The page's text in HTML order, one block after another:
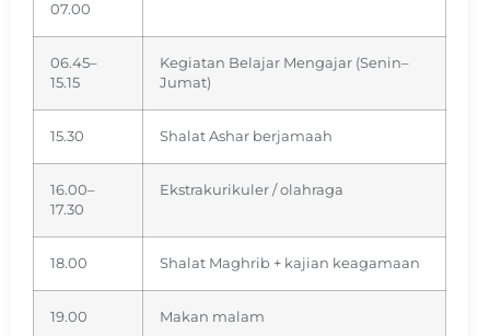
07.00
06.45–
15.15
Kegiatan Belajar Mengajar (Senin–
Jumat)
15.30 Shalat Ashar berjamaah
16.00–
17.30
Ekstrakurikuler / olahraga
18.00 Shalat Maghrib + kajian keagamaan
19.00 Makan malam